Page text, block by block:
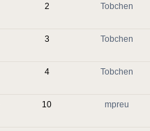
2 Tobchen
3 Tobchen
4 Tobchen
10 mpreu